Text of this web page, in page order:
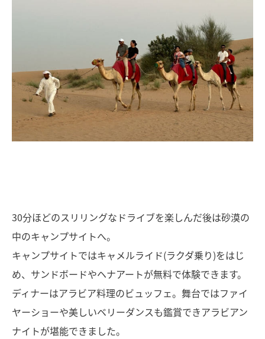
30分ほどのスリリングなドライブを楽しんだ後は砂漠の
中のキャンプサイトへ。
キャンプサイトではキャメルライド(ラクダ乗り)をはじ
め、サンドボードやヘナアートが無料で体験できます。
ディナーはアラビア料理のビュッフェ。舞台ではファイ
ヤーショーや美しいベリーダンスも鑑賞できアラビアン
ナイトが堪能できました。